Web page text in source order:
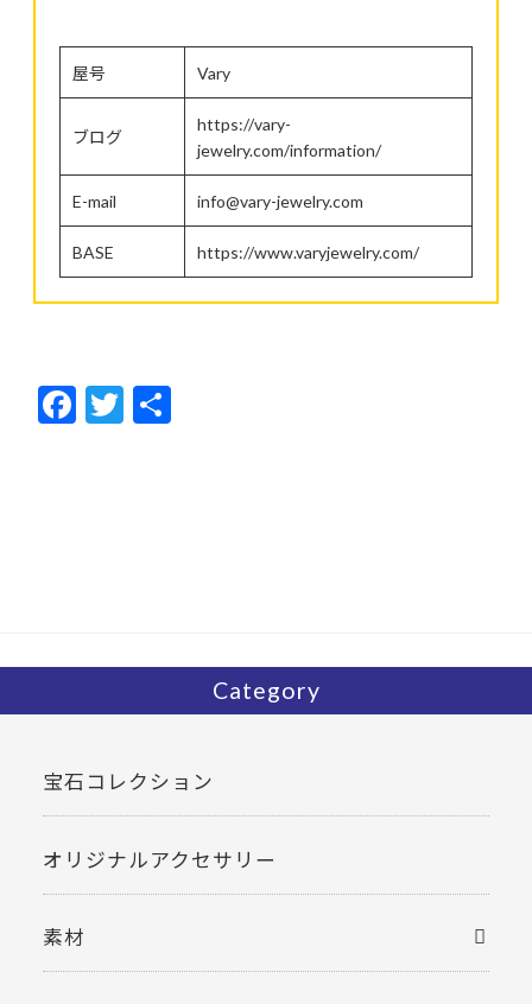
屋号 Vary
ブログ
https://vary-
jewelry.com/information/
E-mail info@vary-jewelry.com
BASE https://www.varyjewelry.com/
F
ac
T
w
Category
宝石コレクション
オリジナルアクセサリー
素材